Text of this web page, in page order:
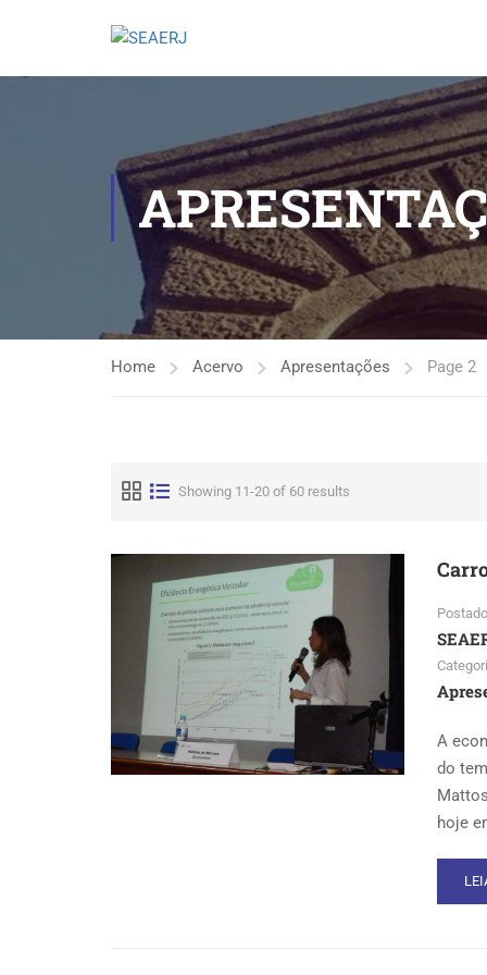
Home Acervo Apresentações Page 2
Showing 11-20 of 60 results
A
do
hoje